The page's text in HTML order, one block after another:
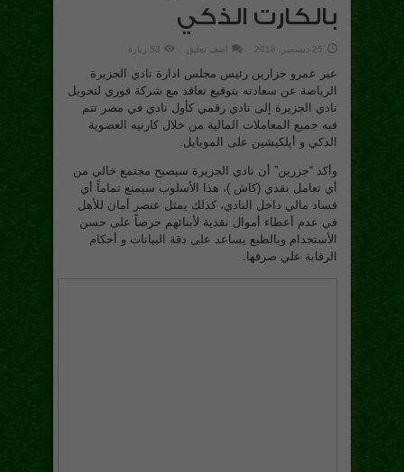
بالكارت الذكي
25 ديسمبر، 2018 اضف تعليق 53 زيارة
عبر عمرو جزارين رئيس مجلس ادارة نادي الجزيرة
الرياضة عن سعادته بتوقيع تعاقد مع شركة فوري لتحويل
نادي الجزيرة إلى نادي رقمي كأول نادي في مصر تتم
فيه جميع المعاملات المالية من خلال كارنيه العضوية
الذكي و أپلكيشين على الموبايل.
وأكد “جزرين” أن نادي الجزيرة سيصبح مجتمع خالي من
أي تعامل نقدي (كاش )، هذا الأسلوب سيمنع تماماً أي
فساد مالي داخل النادي، كذلك يمثل عنصر أمان للأهل
في عدم أعطاء أموال نقدية لأبنائهم حرصاً على حسن
الأستخدام وبالطبع يساعد على دقة البيانات و أحكام
الرقابة علي صرفها.